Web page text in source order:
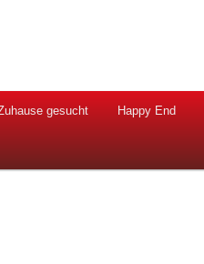
gesucht Happy End